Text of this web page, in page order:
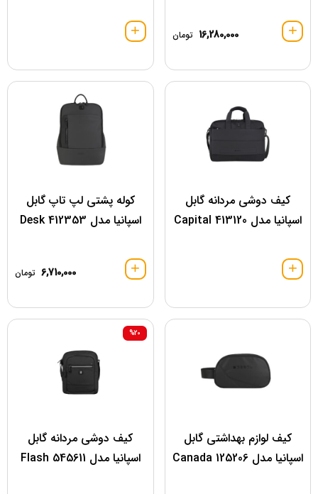
16,280,000 تومان
کیف دوشی مردانه گابل
اسپانیا مدل 413120 Capital
کوله پشتی لپ تاپ گابل
اسپانیا مدل 412353 Desk
6,710,000 تومان
کیف لوازم بهداشتی گابل
اسپانیا مدل 125206 Canada
کیف دوشی مردانه گابل
اسپانیا مدل 545611 Flash
%20